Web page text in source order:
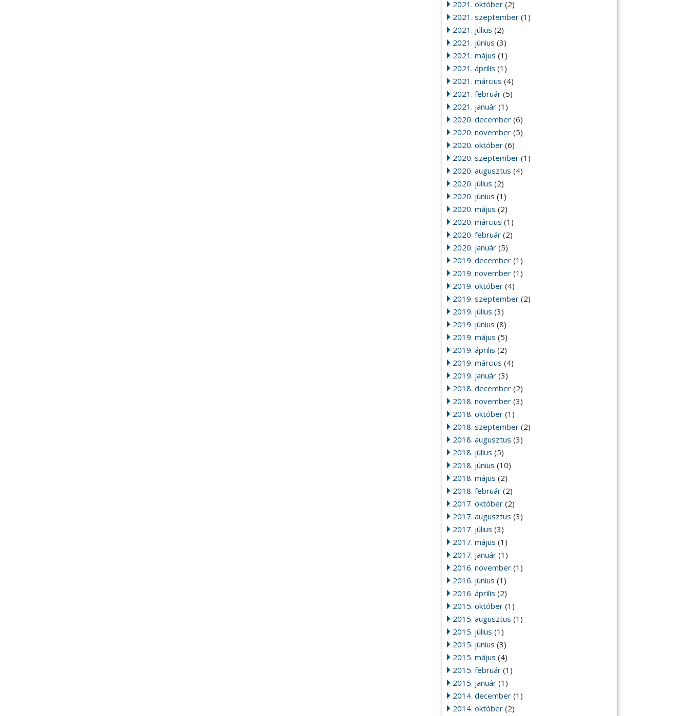
2021. október(2)
2021. szeptember(1)
2021. július (2)
2021. június (3)
2021. május (1)
2021. április (1)
2021. március (4)
2021. február(5)
2021. január(1)
2020. december(6)
2020. november(5)
2020. október(6)
2020. szeptember(1)
2020. augusztus (4)
2020. július (2)
2020. június (1)
2020. május (2)
2020. március (1)
2020. február(2)
2020. január(5)
2019. december(1)
2019. november(1)
2019. október(4)
2019. szeptember(2)
2019. július (3)
2019. június (8)
2019. május (5)
2019. április (2)
2019. március (4)
2019. január(3)
2018. december(2)
2018. november(3)
2018. október(1)
2018. szeptember(2)
2018. augusztus (3)
2018. július (5)
2018. június (10)
2018. május (2)
2018. február(2)
2017. október(2)
2017. augusztus (3)
2017. július (3)
2017. május (1)
2017. január(1)
2016. november(1)
2016. június (1)
2016. április (2)
2015. október(1)
2015. augusztus (1)
2015. július (1)
2015. június (3)
2015. május (4)
2015. február(1)
2015. január(1)
2014. december(1)
2014. október(2)